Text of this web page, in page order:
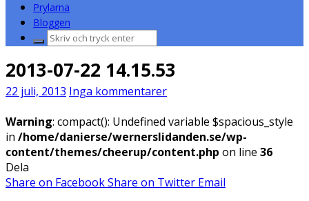
Prylarna
Bloggen
Sök
2013-07-22 14.15.53
22 juli, 2013 Inga kommentarer
Warning: compact(): Undefined variable $spacious_style
in /home/danierse/wernerslidanden.se/wp-
content/themes/cheerup/content.php on line 36
Dela
Share on FacebookShare on Twitter Email